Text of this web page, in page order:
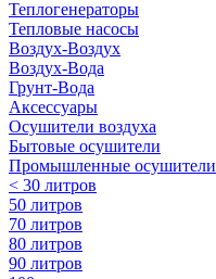
Теплогенераторы
Тепловые насосы
Воздух-Воздух
Воздух-Вода
Грунт-Вода
Аксессуары
Осушители воздуха
Бытовые осушители
Промышленные осушители
< 30 литров
50 литров
70 литров
80 литров
90 литров